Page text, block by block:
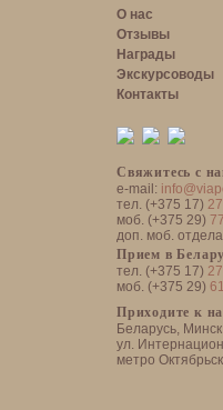
О нас
Отзывы
Награды
Экскурсоводы
Контакты
Свяжитесь с
e-mail:
тел. (+375 17)
моб. (+375 29)
доп. моб.
Прием в
тел. (+375 17)
моб. (+375 29)
Приходите к
Беларусь, Минск
ул.
метро